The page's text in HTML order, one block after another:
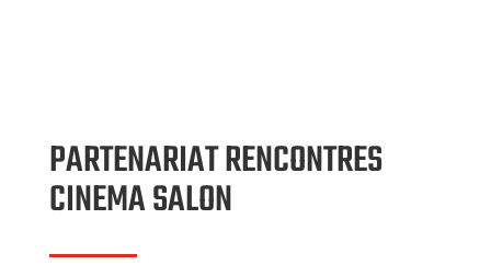
PARTENARIAT RENCONTRES
CINEMA SALON